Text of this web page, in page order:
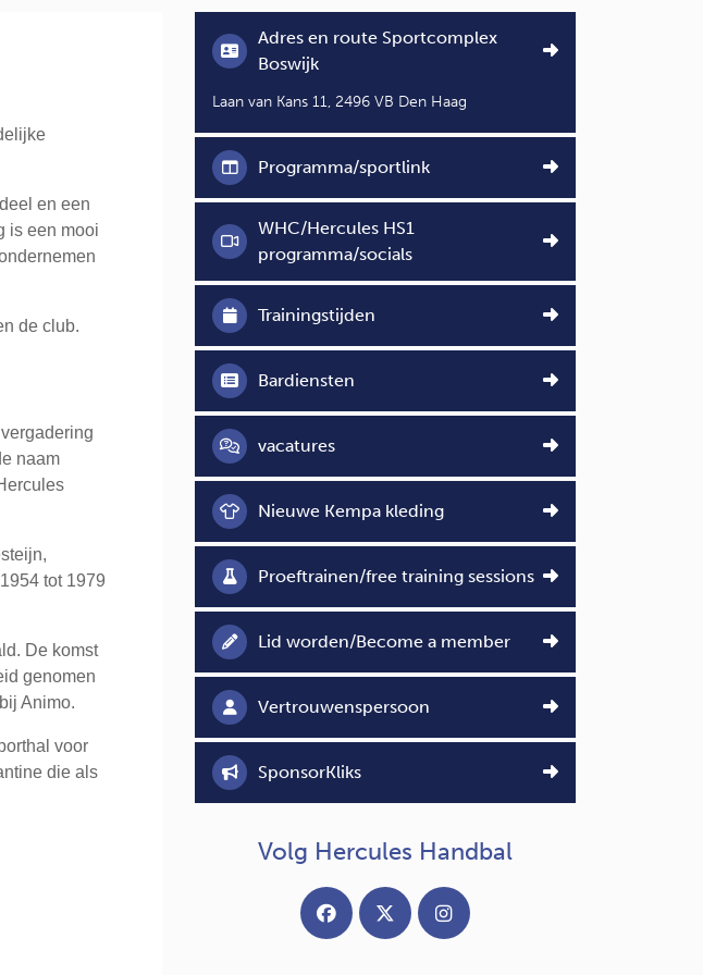
en een
is een mooi
de club.
naam
tot 1979
De komst
genomen
Animo.
voor
die als
Adres en route Sportcomplex
Boswijk
Laan van Kans 11, 2496 VB Den Haag
Programma/sportlink
WHC/Hercules HS1
programma/socials
Trainingstijden
Bardiensten
vacatures
Nieuwe Kempa kleding
Proeftrainen/free training sessions
Lid worden/Become a member
Vertrouwenspersoon
SponsorKliks
Volg Hercules Handbal